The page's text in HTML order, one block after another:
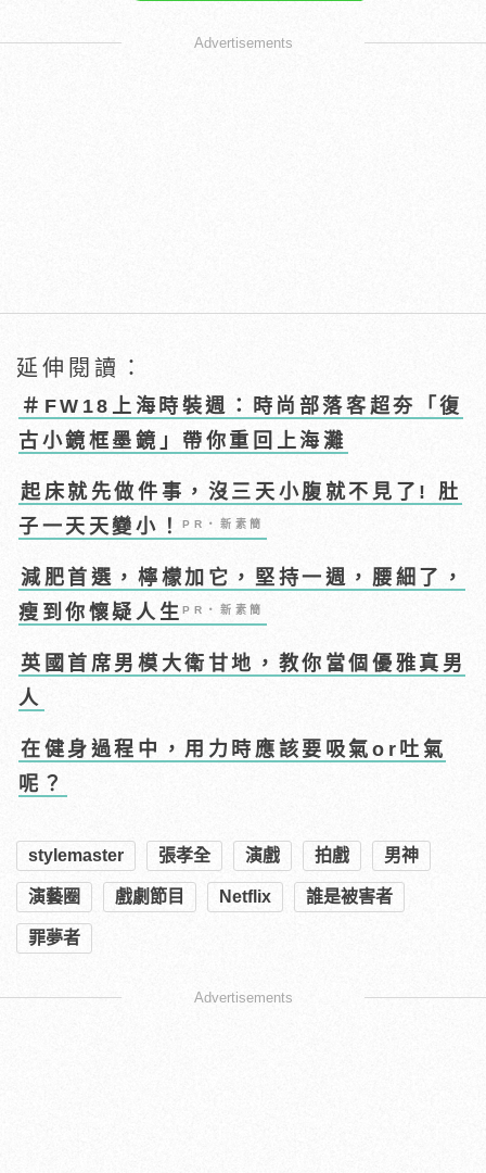
Advertisements
延伸閱讀：
＃FW18上海時裝週：時尚部落客超夯「復
古小鏡框墨鏡」帶你重回上海灘
起床就先做件事，沒三天小腹就不見了! 肚
子一天天變小！PR・新素簡
減肥首選，檸檬加它，堅持一週，腰細了，
瘦到你懷疑人生PR・新素簡
英國首席男模大衛甘地，教你當個優雅真男
人
在健身過程中，用力時應該要吸氣or吐氣
呢？
stylemaster 張孝全 演戲 拍戲 男神
演藝圈 戲劇節目 Netflix 誰是被害者
罪夢者
Advertisements